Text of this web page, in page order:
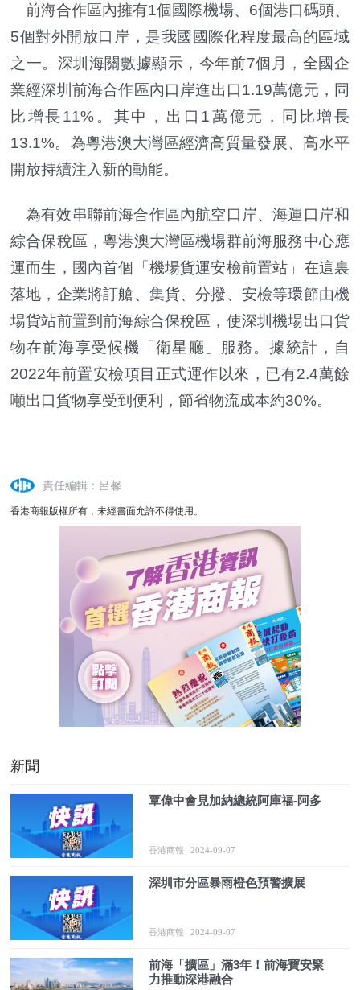
前海合作區內擁有1個國際機場、6個港口碼頭、
5個對外開放口岸，是我國國際化程度最高的區域
之一。深圳海關數據顯示，今年前7個月，全國企
業經深圳前海合作區內口岸進出口1.19萬億元，同
比增長11%。其中，出口1萬億元，同比增長
13.1%。為粵港澳大灣區經濟高質量發展、高水平
開放持續注入新的動能。
為有效串聯前海合作區內航空口岸、海運口岸和
綜合保稅區，粵港澳大灣區機場群前海服務中心應
運而生，國內首個「機場貨運安檢前置站」在這裏
落地，企業將訂艙、集貨、分撥、安檢等環節由機
場貨站前置到前海綜合保稅區，使深圳機場出口貨
物在前海享受候機「衛星廳」服務。據統計，自
2022年前置安檢項目正式運作以來，已有2.4萬餘
噸出口貨物享受到便利，節省物流成本約30%。
責任編輯：呂馨
香港商報版權所有，未經書面允許不得使用。
新聞
覃偉中會見加納總統阿庫福-阿多
香港商報 2024-09-07
深圳市分區暴雨橙色預警擴展
香港商報 2024-09-07
前海「擴區」滿3年！前海寶安聚
力推動深港融合